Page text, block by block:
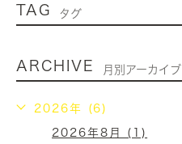
TAG タグ
ARCHIVE 月別アーカイブ
2026年 (6)
2026年8月 (1)